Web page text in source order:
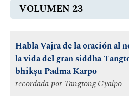
VOLUMEN 23
Habla Vajra de la oración al
la vida del gran siddha
bhikṣu Padma Karpo
recordada porTangtong Gyalpo